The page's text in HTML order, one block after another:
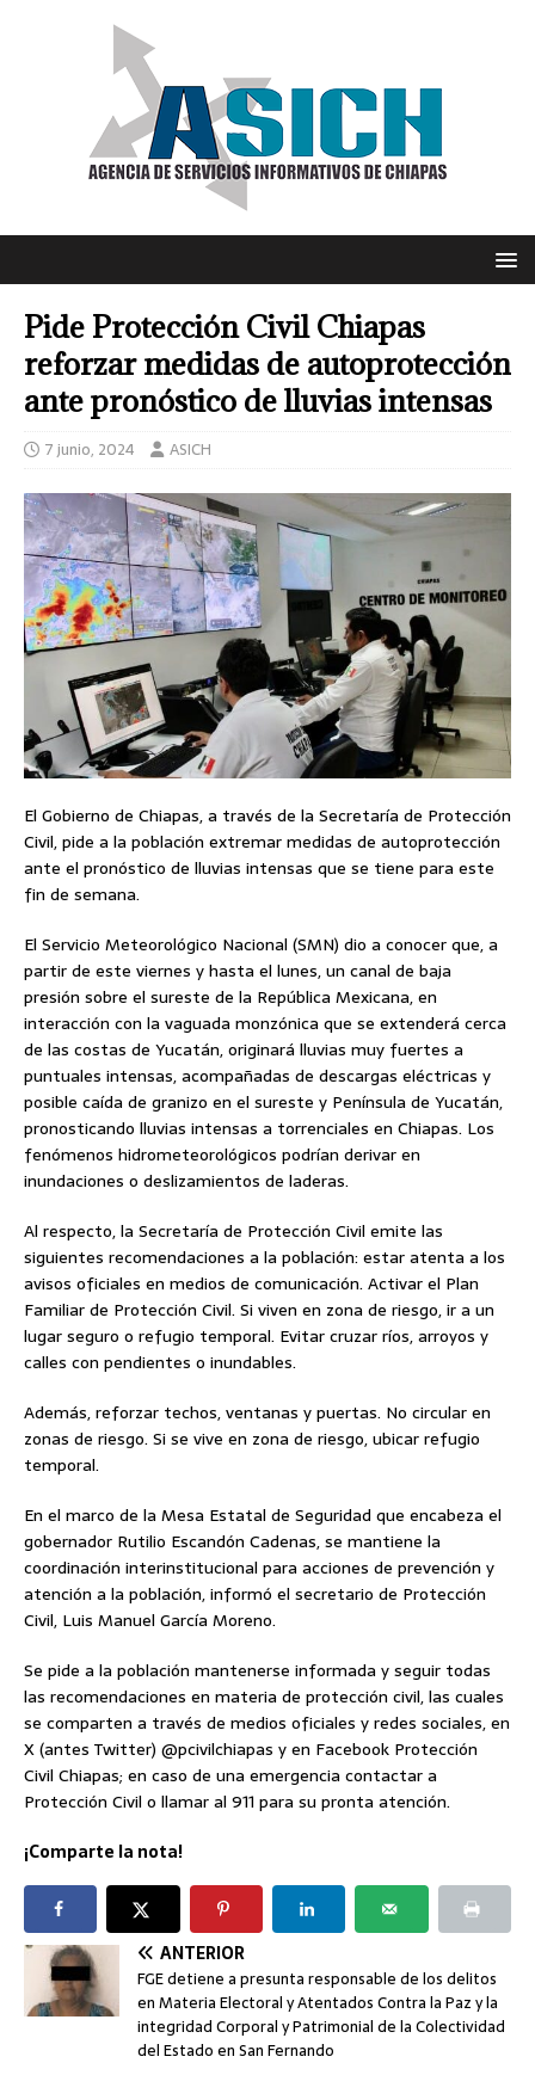
Pide Protección Civil Chiapas
reforzar medidas de autoprotección
ante pronóstico de lluvias intensas
7 junio, 2024 ASICH
El Gobierno de Chiapas, a través de la Secretaría de Protección
Civil, pide a la población extremar medidas de autoprotección
ante el pronóstico de lluvias intensas que se tiene para este
fin de semana.
El Servicio Meteorológico Nacional (SMN) dio a conocer que, a
partir de este viernes y hasta el lunes, un canal de baja
presión sobre el sureste de la República Mexicana, en
interacción con la vaguada monzónica que se extenderá cerca
de las costas de Yucatán, originará lluvias muy fuertes a
puntuales intensas, acompañadas de descargas eléctricas y
posible caída de granizo en el sureste y Península de Yucatán,
pronosticando lluvias intensas a torrenciales en Chiapas. Los
fenómenos hidrometeorológicos podrían derivar en
inundaciones o deslizamientos de laderas.
Al respecto, la Secretaría de Protección Civil emite las
siguientes recomendaciones a la población: estar atenta a los
avisos oficiales en medios de comunicación. Activar el Plan
Familiar de Protección Civil. Si viven en zona de riesgo, ir a un
lugar seguro o refugio temporal. Evitar cruzar ríos, arroyos y
calles con pendientes o inundables.
Además, reforzar techos, ventanas y puertas. No circular en
zonas de riesgo. Si se vive en zona de riesgo, ubicar refugio
temporal.
En el marco de la Mesa Estatal de Seguridad que encabeza el
gobernador Rutilio Escandón Cadenas, se mantiene la
coordinación interinstitucional para acciones de prevención y
atención a la población, informó el secretario de Protección
Civil, Luis Manuel García Moreno.
Se pide a la población mantenerse informada y seguir todas
las recomendaciones en materia de protección civil, las cuales
se comparten a través de medios oficiales y redes sociales, en
X (antes Twitter) @pcivilchiapas y en Facebook Protección
Civil Chiapas; en caso de una emergencia contactar a
Protección Civil o llamar al 911 para su pronta atención.
¡Comparte la nota!
ANTERIOR
FGE detiene a presunta responsable de los delitos
en Materia Electoral y Atentados Contra la Paz y la
integridad Corporal y Patrimonial de la Colectividad
del Estado en San Fernando